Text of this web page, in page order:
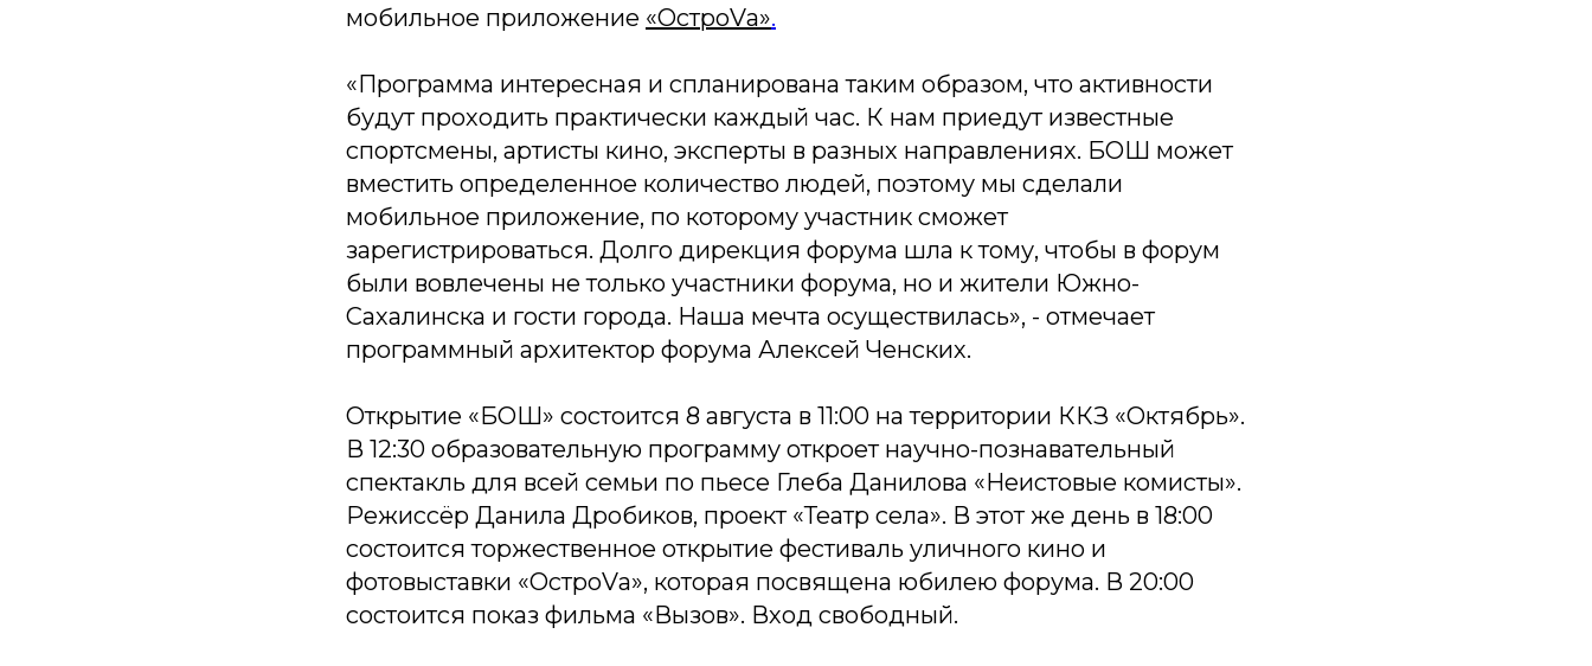
мобильное приложение «ОстроVа».
«Программа интересная и спланирована таким образом, что активности
будут проходить практически каждый час. К нам приедут известные
спортсмены, артисты кино, эксперты в разных направлениях. БОШ может
вместить определенное количество людей, поэтому мы сделали
мобильное приложение, по которому участник сможет
зарегистрироваться. Долго дирекция форума шла к тому, чтобы в форум
были вовлечены не только участники форума, но и жители Южно-
Сахалинска и гости города. Наша мечта осуществилась», - отмечает
программный архитектор форума Алексей Ченских.
Открытие «БОШ» состоится 8 августа в 11:00 на территории ККЗ «Октябрь».
В 12:30 образовательную программу откроет научно-познавательный
спектакль для всей семьи по пьесе Глеба Данилова «Неистовые комисты».
Режиссёр Данила Дробиков, проект «Театр села». В этот же день в 18:00
состоится торжественное открытие фестиваль уличного кино и
фотовыставки «ОстроVа», которая посвящена юбилею форума. В 20:00
состоится показ фильма «Вызов». Вход свободный.